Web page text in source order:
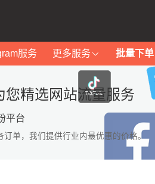
服务 更多服务 批量下单
您精选网站流量服务
平台
单，我们提供行业内最优惠的价格。